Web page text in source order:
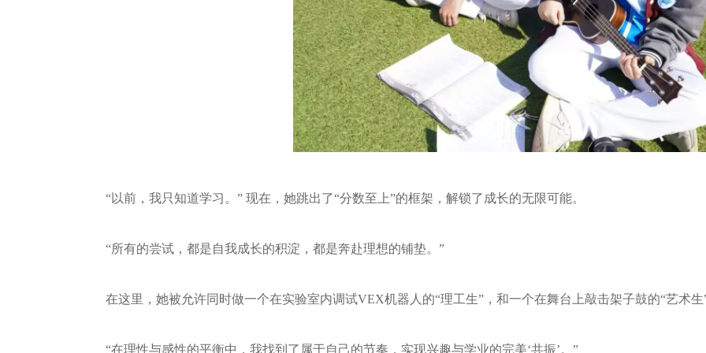
“以前，我只知道学习。” 现在，她跳出了“分数至上”的框架，解锁了成长的无限可能。
“所有的尝试，都是自我成长的积淀，都是奔赴理想的铺垫。”
在这里，她被允许同时做一个在实验室内调试VEX机器人的“理工生”，和一个在舞台上敲击架子鼓的“艺术生
“在理性与感性的平衡中，我找到了属于自己的节奏，实现兴趣与学业的完美‘共振’。”